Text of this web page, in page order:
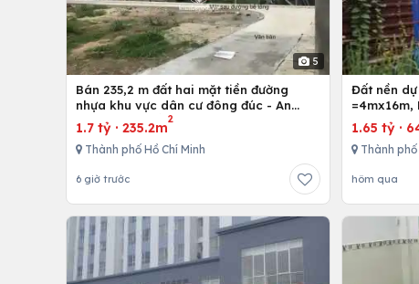
5
Bán 235,2 m đất hai mặt tiền đường
nhựa khu vực dân cư đông đúc - An
nhứt-Long Điền - Bà Rịa
1.7 tỷ · 235.2m
2
Thành phố Hồ Chí Minh
6 giờ trước
Đất nền
=4mx16m,
Bình
1.65 tỷ ·
Thành phố
hôm qua